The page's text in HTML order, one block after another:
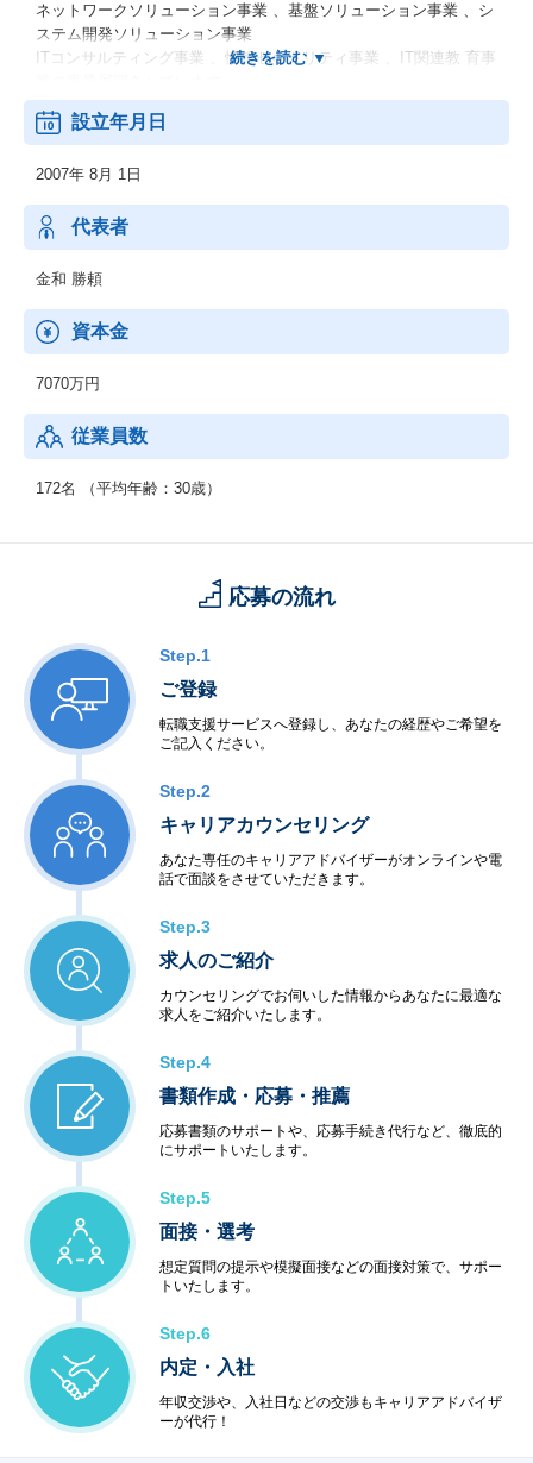
ネットワークソリューション事業 、基盤ソリューション事業 、シ
ステム開発ソリューション事業
ITコンサルティング事業 、情報セキュリティ事業 、IT関連教 育事
【具体的には】
・コンピュータシステム構築請負業務
・ネットワーク設計、構築、運用
IT関連教育事業
情報セキュリティ事業Ciscoパートナー、Juniper-Jパートナー、Ch
eckpointパートナー、VMwareパートナー、Oracleパートナー、Mi
McAfeeパートナー、kasperskyパートナー、Symantecパートナ
ー、JustSystemsパートナー
設立年月日
2007年 8月 1日
代表者
金和 勝頼
資本金
7070万円
従業員数
172名 （平均年齢：30歳）
応募の流れ
Step.1
ご登録
転職支援サービスへ登録し、あなたの経歴やご希望を
ご記入ください。
Step.2
キャリアカウンセリング
あなた専任のキャリアアドバイザーがオンラインや電
話で面談をさせていただきます。
Step.3
求人のご紹介
カウンセリングでお伺いした情報からあなたに最適な
求人をご紹介いたします。
Step.4
書類作成・応募・推薦
応募書類のサポートや、応募手続き代行など、徹底的
にサポートいたします。
Step.5
面接・選考
想定質問の提示や模擬面接などの面接対策で、サポー
トいたします。
Step.6
内定・入社
年収交渉や、入社日などの交渉もキャリアアドバイザ
ーが代行！